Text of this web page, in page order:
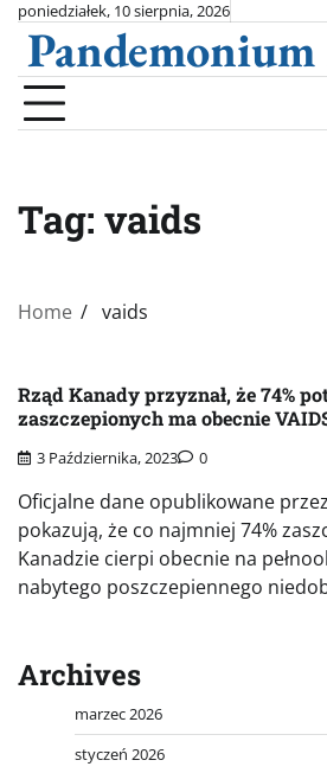
Skip
content
poniedziałek, 10 sierpnia, 2026
Tag: vaids
Home vaids
Rząd Kanady przyznał, że 74%
zaszczepionych ma obecnie
3 Października, 2023 0
Oficjalne dane opublikowane
pokazują, że co najmniej 74%
Kanadzie cierpi obecnie na
nabytego poszczepiennego
Archives
marzec 2026
styczeń 2026